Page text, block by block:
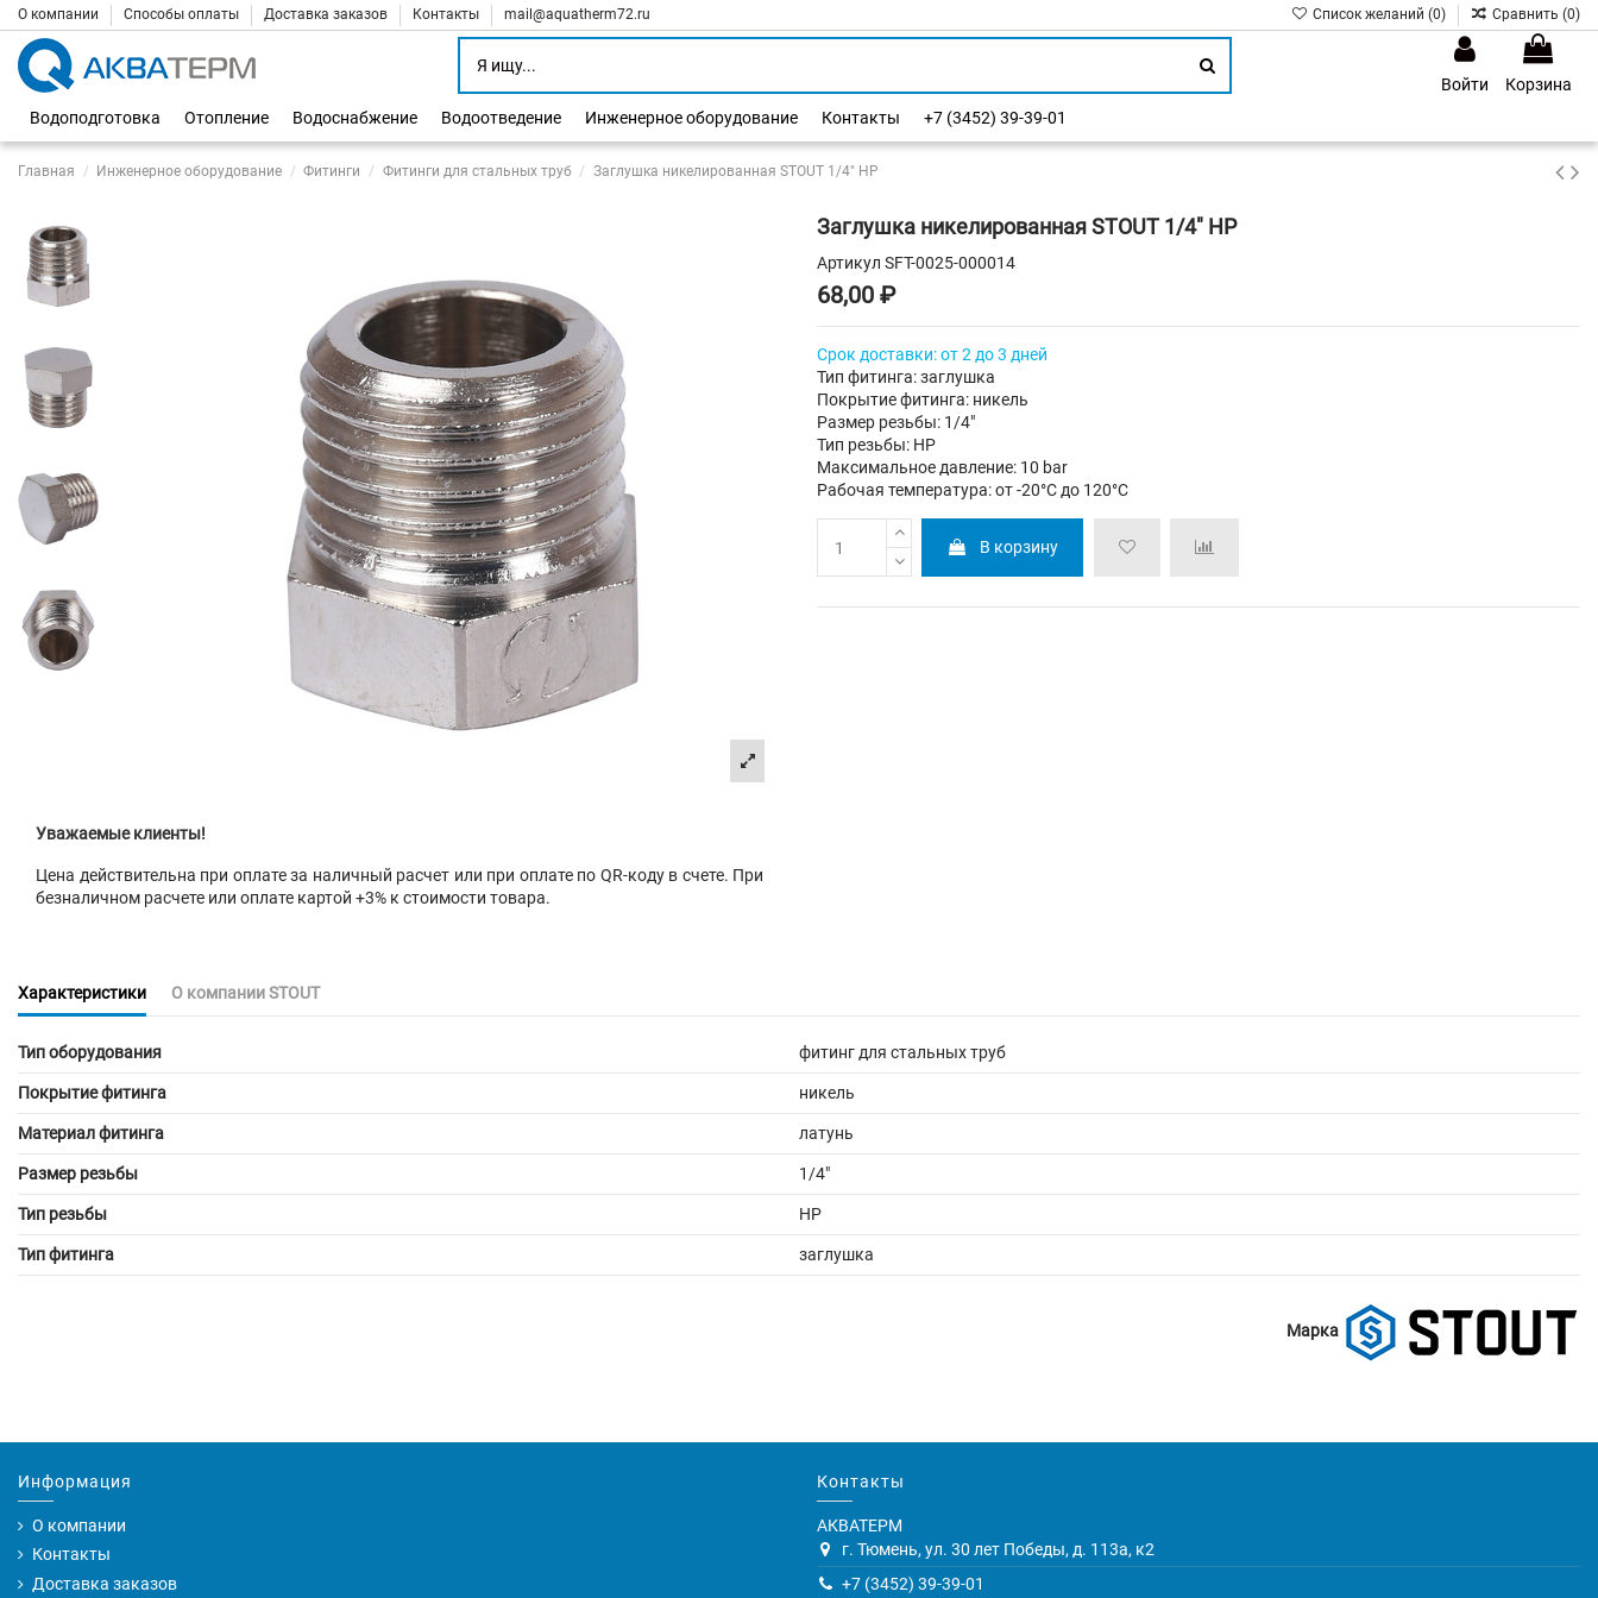
О компании Способы оплаты Доставка заказов Контакты mail@aquatherm72.ru Список желаний (0) Сравнить (0)
Войти
Корзина
Водоподготовка
Отопление Водоснабжение Водоотведение Инженерное оборудование Контакты +7 (3452) 39-39-01
Главная Инженерное оборудование Фитинги Фитинги для стальных труб Заглушка никелированная STOUT 1/4" НР
Уважаемые клиенты!
Цена действительна при оплате за наличный расчет или при оплате по QR-коду в счете. При
безналичном расчете или оплате картой +3% к стоимости товара.
Заглушка никелированная STOUT 1/4" НР
Артикул SFT-0025-000014
68,00 ₽
Срок доставки: от 2 до 3 дней
Тип фитинга: заглушка
Покрытие фитинга: никель
Размер резьбы: 1/4"
Тип резьбы: НР
Максимальное давление: 10 bar
Рабочая температура: от -20°C до 120°C
В корзину
Характеристики О компании STOUT
Тип оборудования фитинг для стальных труб
Покрытие фитинга никель
Материал фитинга латунь
Размер резьбы 1/4"
Тип резьбы НР
Тип фитинга заглушка
Марка
Информация
О компании
Контакты
Доставка заказов
Контакты
АКВАТЕРМ
г. Тюмень, ул. 30 лет Победы, д. 113а, к2
+7 (3452) 39-39-01